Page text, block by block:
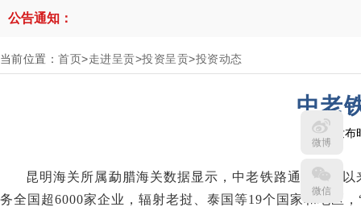
公告通知：
微博
微信
当前位置：首页>走进呈贡>投资呈贡>投资动态
中老
发
昆明海关所属勐腊海关数据显示，中老铁路通车运营
务全国超6000家企业，辐射老挝、泰国等19个国家和地区